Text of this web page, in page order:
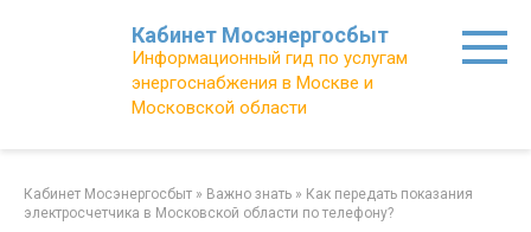
Кабинет Мосэнергосбыт
Информационный гид по услугам
энергоснабжения в Москве и
Московской области
Кабинет Мосэнергосбыт » Важно знать » Как передать показания
электросчетчика в Московской области по телефону?